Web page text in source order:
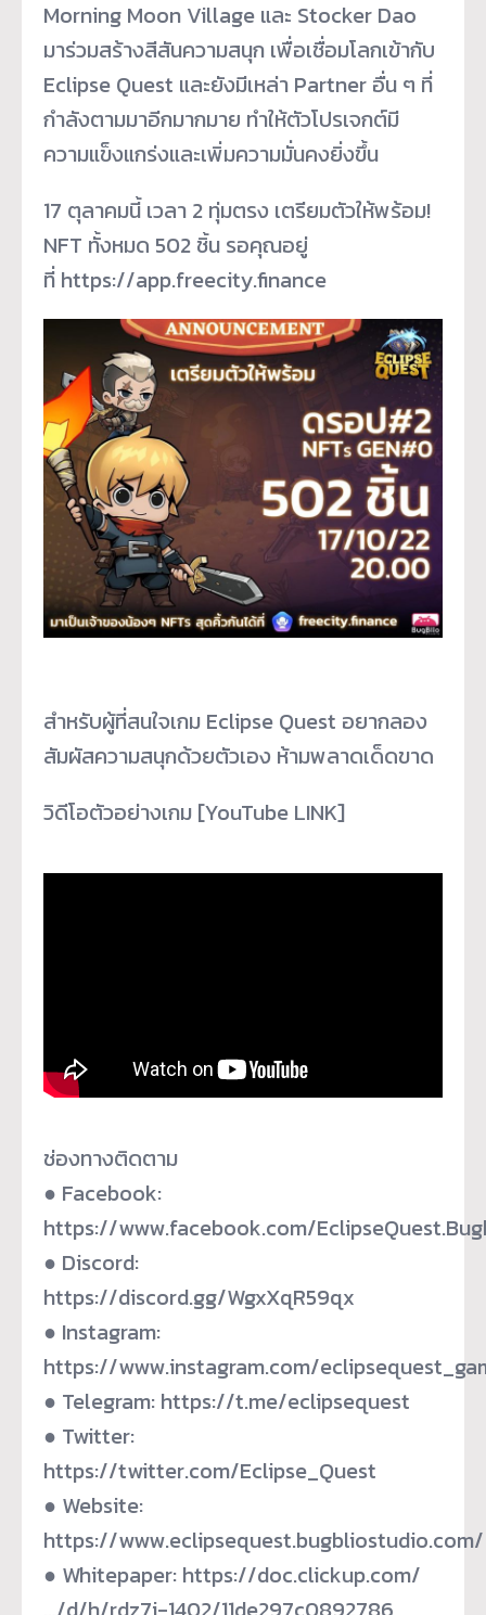
Morning Moon Village และ Stocker Dao
มาร่วมสร้างสีสันความสนุก เพื่อเชื่อมโลกเข้ากับ
Eclipse Quest และยังมีเหล่า Partner อื่น ๆ ที่
กำลังตามมาอีกมากมาย ทำให้ตัวโปรเจกต์มี
ความแข็งแกร่งและเพิ่มความมั่นคงยิ่งขึ้น
17 ตุลาคมนี้ เวลา 2 ทุ่มตรง เตรียมตัวให้พร้อม!
NFT ทั้งหมด 502 ชิ้น รอคุณอยู่
ที่ https://app.freecity.finance
สำหรับผู้ที่สนใจเกม Eclipse Quest อยากลอง
สัมผัสความสนุกด้วยตัวเอง ห้ามพลาดเด็ดขาด
วิดีโอตัวอย่างเกม [YouTube LINK]
ช่องทางติดตาม
● Facebook:
https://www.facebook.com/
● Discord:
https://discord.gg/WgxXqR59qx
● Instagram:
https://www.instagram.com/
● Telegram: https://t.me/eclipsequest
● Twitter:
https://twitter.com/Eclipse_Quest
● Website:
https://www.eclipsequest.bugbliostudio.com/
● Whitepaper: https://doc.clickup.com/